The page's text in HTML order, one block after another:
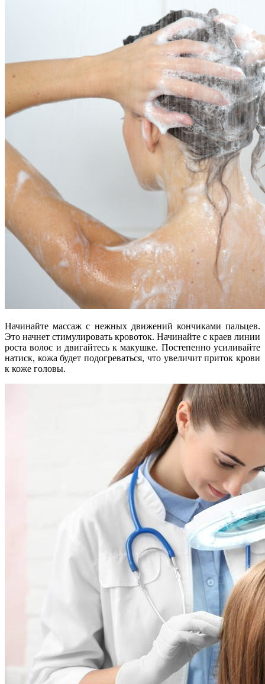
Начинайте массаж с нежных движений кончиками пальцев.
Это начнет стимулировать кровоток. Начинайте с краев линии
роста волос и двигайтесь к макушке. Постепенно усиливайте
натиск, кожа будет подогреваться, что увеличит приток крови
к коже головы.